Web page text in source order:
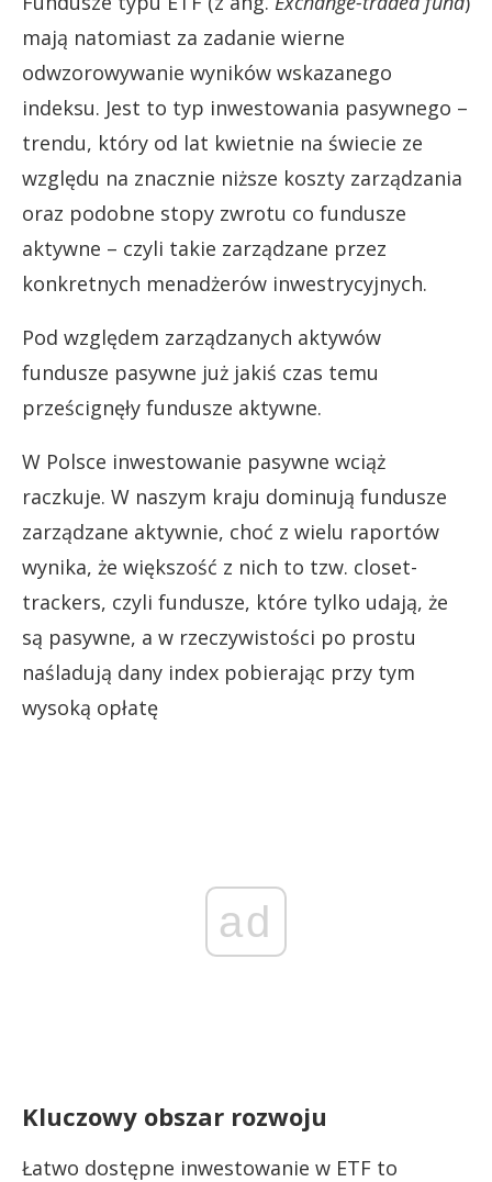
mają natomiast za zadanie wierne
odwzorowywanie wyników wskazanego
indeksu. Jest to typ inwestowania pasywnego –
trendu, który od lat kwietnie na świecie ze
względu na znacznie niższe koszty zarządzania
oraz podobne stopy zwrotu co fundusze
aktywne – czyli takie zarządzane przez
konkretnych menadżerów inwestrycyjnych.
Pod względem zarządzanych aktywów
fundusze pasywne już jakiś czas temu
prześcignęły fundusze aktywne.
W Polsce inwestowanie pasywne wciąż
raczkuje. W naszym kraju dominują fundusze
zarządzane aktywnie, choć z wielu raportów
wynika, że większość z nich to tzw. closet-
trackers, czyli fundusze, które tylko udają, że
są pasywne, a w rzeczywistości po prostu
naśladują dany index pobierając przy tym
wysoką opłatę
ad
Kluczowy obszar rozwoju
Łatwo dostępne inwestowanie w ETF to